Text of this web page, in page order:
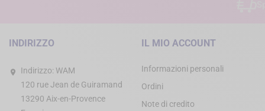
INDIRIZZO
Indirizzo: WAM
120 rue Jean de Guiramand
13290 Aix-en-Provence
IL MIO ACCOUNT
Informazioni personali
Ordini
Note di credito